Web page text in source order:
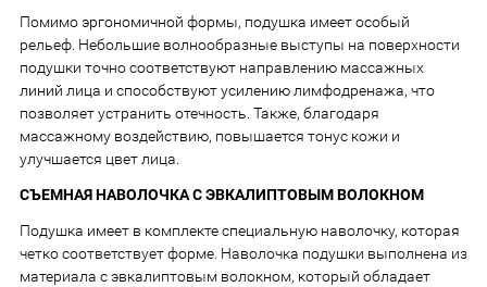
Помимо эргономичной формы, подушка имеет особый
рельеф. Небольшие волнообразные выступы на поверхности
подушки точно соответствуют направлению массажных
линий лица и способствуют усилению лимфодренажа, что
позволяет устранить отечность. Также, благодаря
массажному воздействию, повышается тонус кожи и
улучшается цвет лица.
СЪЕМНАЯ НАВОЛОЧКА С ЭВКАЛИПТОВЫМ ВОЛОКНОМ
Подушка имеет в комплекте специальную наволочку, которая
четко соответствует форме. Наволочка подушки выполнена из
материала с эвкалиптовым волокном, который обладает